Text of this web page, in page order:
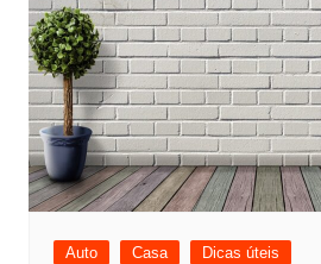
Auto Casa Dicas úteis